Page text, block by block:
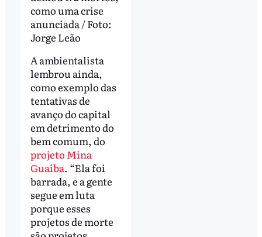
como uma crise
anunciada / Foto:
Jorge Leão
A ambientalista
lembrou ainda,
como exemplo das
tentativas de
avanço do capital
em detrimento do
bem comum, do
projeto Mina
Guaíba. “Ela foi
barrada, e a gente
segue em luta
porque esses
projetos de morte